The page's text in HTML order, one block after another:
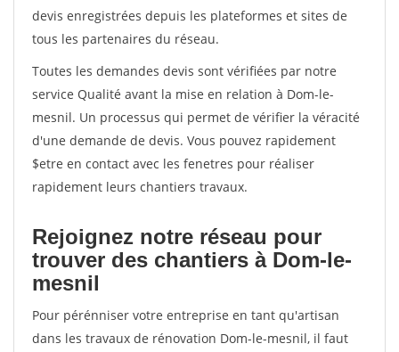
devis enregistrées depuis les plateformes et sites de
tous les partenaires du réseau.
Toutes les demandes devis sont vérifiées par notre
service Qualité avant la mise en relation à Dom-le-
mesnil. Un processus qui permet de vérifier la véracité
d'une demande de devis. Vous pouvez rapidement
$etre en contact avec les fenetres pour réaliser
rapidement leurs chantiers travaux.
Rejoignez notre réseau pour
trouver des chantiers à Dom-le-
mesnil
Pour pérénniser votre entreprise en tant qu'artisan
dans les travaux de rénovation Dom-le-mesnil, il faut